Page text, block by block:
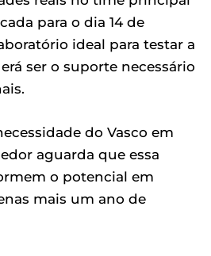
para o dia 14 de
ideal para testar a
ser o suporte necessário
do Vasco em
aguarda que essa
o potencial em
mais um ano de